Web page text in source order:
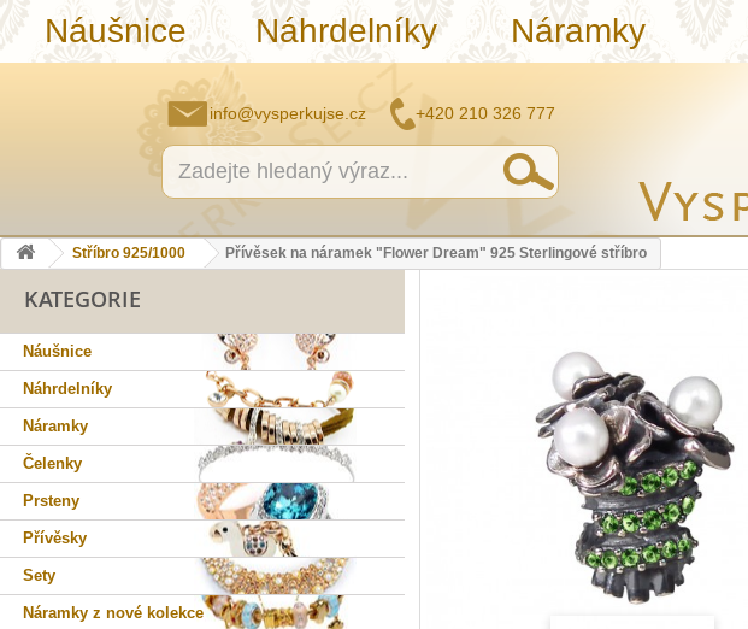
Náušnice Náhrdelníky Náramky
info@vysperkujse.cz +420 210 326 777
Stříbro 925/1000 Přívěsek na náramek "Flower Dream" 925 Sterlingové stříbro
KATEGORIE
Náušnice
Náhrdelníky
Náramky
Čelenky
Prsteny
Přívěsky
Sety
Náramky z nové kolekce